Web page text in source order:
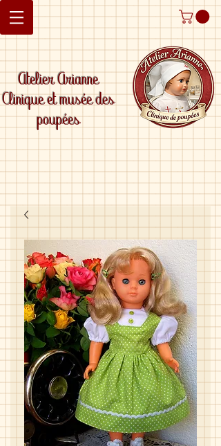
Atelier Arianne
Clinique et musée des
poupées